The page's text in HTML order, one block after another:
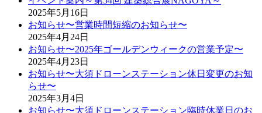
2025年5月16日
お知らせ〜営業時間短縮のお知らせ〜
2025年4月24日
お知らせ〜2025年ゴールデンウィークの営業予定〜
2025年4月23日
お知らせ〜大須ドローンステーション休日変更のお知
らせ〜
2025年3月4日
お知らせ〜大須ドローンステーション臨時休業日のお